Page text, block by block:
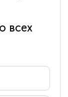
всех